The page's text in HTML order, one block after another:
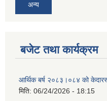
अन्य
बजेट तथा कार्यक्रम
आर्थिक बर्ष २०८३।०८४ को
मिति: 06/24/2026 - 18:15